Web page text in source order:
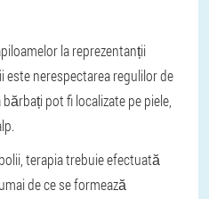
la reprezentanții
nerespectarea regulilor de
pot fi localizate pe piele,
terapia trebuie efectuată
de ce se formează